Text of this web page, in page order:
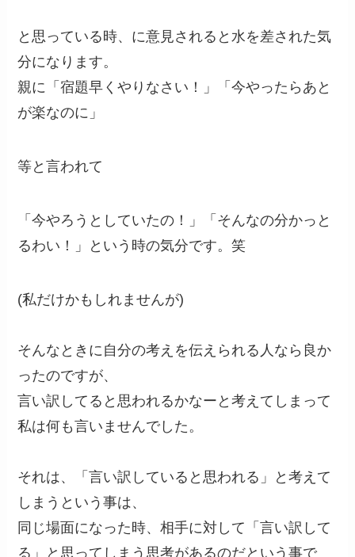
と思っている時、に意見されると水を差された気
分になります。
親に「宿題早くやりなさい！」「今やったらあと
が楽なのに」
等と言われて
「今やろうとしていたの！」「そんなの分かっと
るわい！」という時の気分です。笑
(私だけかもしれませんが)
そんなときに自分の考えを伝えられる人なら良か
ったのですが、
言い訳してると思われるかなーと考えてしまって
私は何も言いませんでした。
それは、「言い訳していると思われる」と考えて
しまうという事は、
同じ場面になった時、相手に対して「言い訳して
る」と思ってしまう思考があるのだという事で